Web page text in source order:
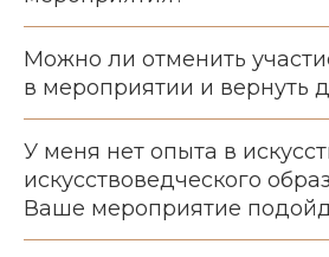
Можно ли отменить
в мероприятии и вернуть
У меня нет опыта в
искусствоведческого
Ваше мероприятие